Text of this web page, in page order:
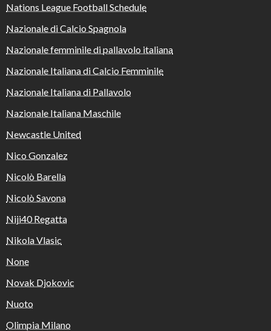
Nations League Football Schedule
Nazionale di Calcio Spagnola
Nazionale femminile di pallavolo italiana
Nazionale Italiana di Calcio Femminile
Nazionale Italiana di Pallavolo
Nazionale Italiana Maschile
Newcastle United
Nico Gonzalez
Nicolò Barella
Nicolò Savona
Niji40 Regatta
Nikola Vlasic
None
Novak Djokovic
Nuoto
Olimpia Milano